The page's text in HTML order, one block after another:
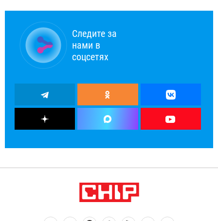
Следите за
нами в
соцсетях